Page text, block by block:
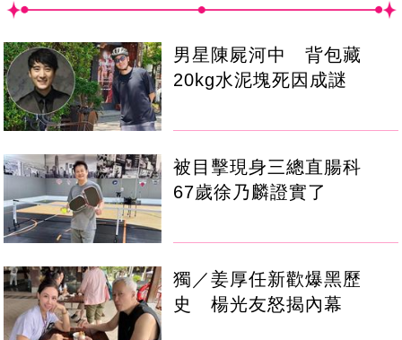
男星陳屍河中 背包藏
20kg水泥塊死因成謎
被目擊現身三總直腸科
67歲徐乃麟證實了
獨／姜厚任新歡爆黑歷
史 楊光友怒揭內幕